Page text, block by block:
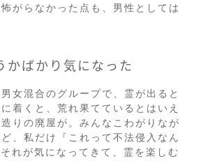
がらなかった点も、男性としては
かばかり気になった
女混合のグループで、霊が出ると
着くと、荒れ果てているとはいえ
りの廃屋が。みんなこわがりなが
、私だけ『これって不法侵入なん
れが気になってきて、霊を楽しむ